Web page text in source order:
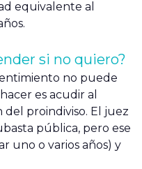
equivalente al
si no quiero?
no puede
es acudir al
proindiviso. El juez
pública, pero ese
uno o varios años) y